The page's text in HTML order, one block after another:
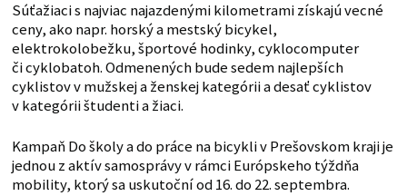
Súťažiaci s najviac najazdenými kilometrami získajú vecné
ceny, ako napr. horský a mestský bicykel,
elektrokolobežku, športové hodinky, cyklocomputer
či cyklobatoh. Odmenených bude sedem najlepších
cyklistov v mužskej a ženskej kategórii a desať cyklistov
v kategórii študenti a žiaci.
Kampaň Do školy a do práce na bicykli v Prešovskom kraji je
jednou z aktív samosprávy v rámci Európskeho týždňa
mobility, ktorý sa uskutoční od 16. do 22. septembra.